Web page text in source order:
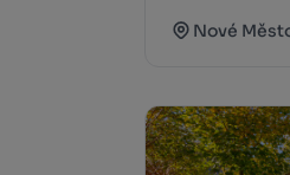
Nové